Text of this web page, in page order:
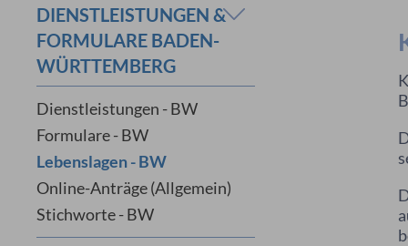
DIENSTLEISTUNGEN &
FORMULARE BADEN-
WÜRTTEMBERG
Dienstleistungen - BW
Formulare - BW
Lebenslagen - BW
Online-Anträge (Allgemein)
Stichworte - BW